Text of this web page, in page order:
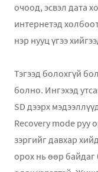
очоод, эсвэл дата
интернетэд
нэр нууц үгээ
Тэгээд болохгүй
болно. Ингэхэд
SD дээрх
Recovery mode руу
зэргийг давхар
орох нь өөр